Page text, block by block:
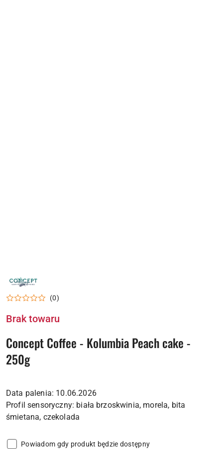
LOGO
PALARNI
CONCEPT
(0)
Brak towaru
Concept Coffee - Kolumbia Peach cake -
250g
Data palenia: 10.06.2026
Profil sensoryczny: biała brzoskwinia, morela, bita
Powiadom gdy produkt będzie dostępny